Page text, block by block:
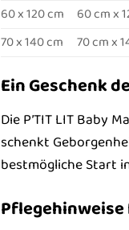
60 x 120 cm
60 cm x
70 x 140 cm
70 cm x
Ein Geschenk
Die P’TIT LIT Baby
schenkt
bestmögliche Start